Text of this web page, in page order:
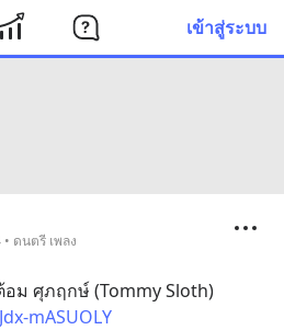
เข้าสู่ระบบ
ดนตรี เพลง
อม ศุภฤกษ์ (Tommy Sloth)
mASUOLY